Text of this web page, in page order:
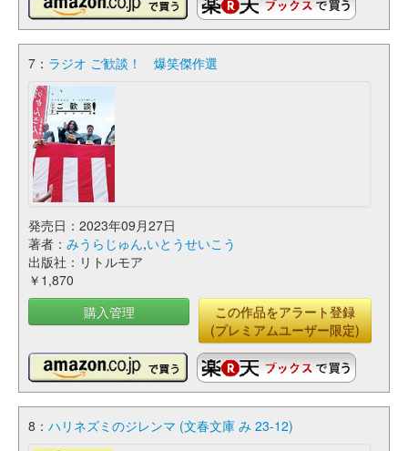
7： ラジオ ご歓談！ 爆笑傑作選
発売日：2023年09月27日
著者： みうらじゅん,いとうせいこう
出版社：リトルモア
￥1,870
購入管理
この作品をアラート登録
(プレミアムユーザー限定)
8： ハリネズミのジレンマ (文春文庫 み 23-12)